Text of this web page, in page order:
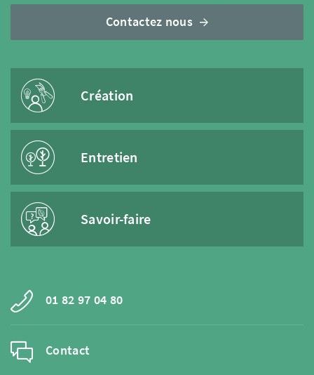
Contactez nous
Création
Entretien
Savoir-faire
01 82 97 04 80
Contact